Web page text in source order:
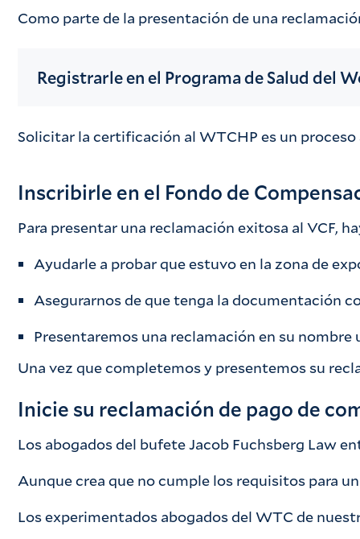
Como parte de la presentación de una
Registrarle en el Programa de Salud del
Solicitar la certificación al WTCHP es un
Inscribirle en el Fondo de
Para presentar una reclamación exitosa al VCF,
Ayudarle a probar que estuvo en la zona de
Asegurarnos de que tenga la documentación
Presentaremos una reclamación en su
Una vez que completemos y presentemos su
Inicie su reclamación de pago de
Los abogados del bufete Jacob Fuchsberg Law
Aunque crea que no cumple los requisitos para
Los experimentados abogados del WTC de